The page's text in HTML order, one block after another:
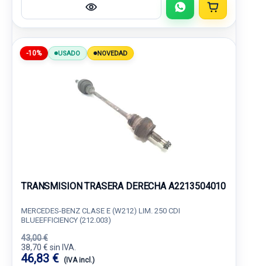
-10% USADO NOVEDAD
TRANSMISION TRASERA DERECHA A2213504010
MERCEDES-BENZ CLASE E (W212) LIM. 250 CDI
BLUEEFFICIENCY (212.003)
43,00 €
38,70 € sin IVA.
46,83 € (IVA incl.)